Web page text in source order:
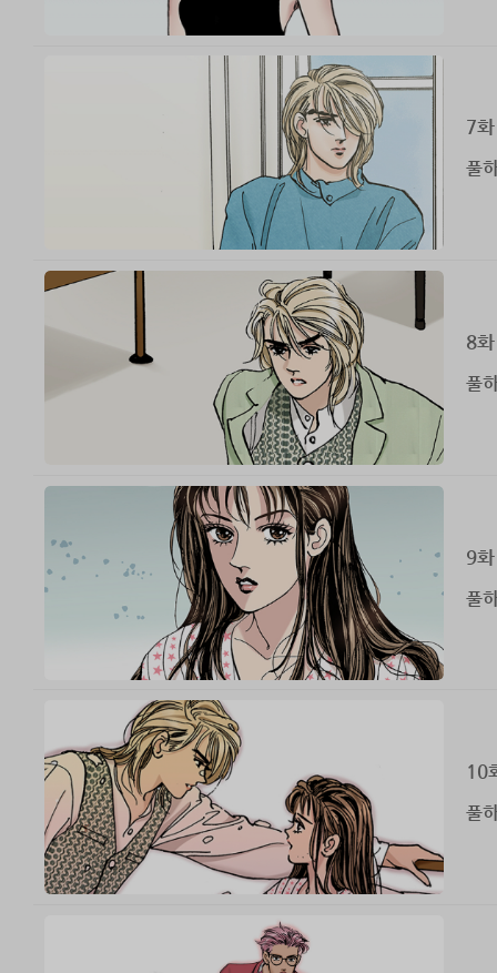
7화
풀
8화
풀
9화
풀
10
풀